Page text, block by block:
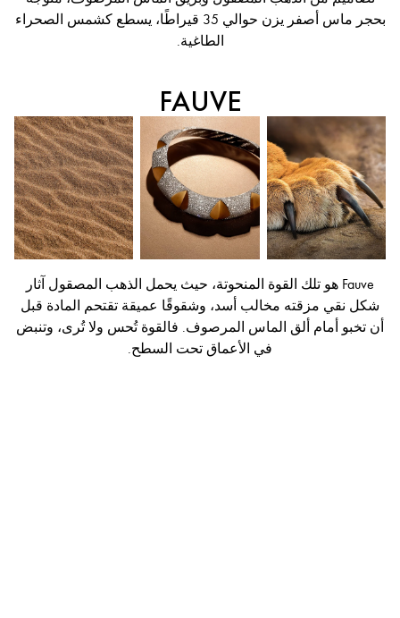
بحجر ماس أصفر يزن حوالي 35 قيراطًا، يسطع كشمس الصحراء
الطاغية.
FAUVE
Fauve هو تلك القوة المنحوتة، حيث يحمل الذهب المصقول آثار
شكل نقي مزقته مخالب أسد، وشقوقًا عميقة تقتحم المادة قبل
أن تخبو أمام ألق الماس المرصوف. فالقوة تُحس ولا تُرى، وتنبض
في الأعماق تحت السطح.